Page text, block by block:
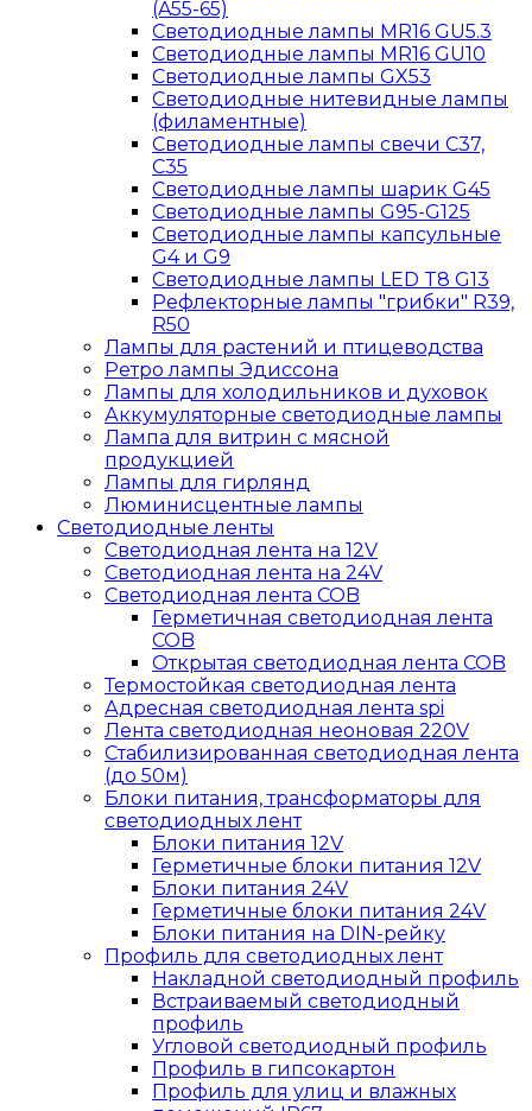
(A55-65)
Светодиодные лампы MR16 GU5.3
Светодиодные лампы MR16 GU10
Светодиодные лампы GX53
Светодиодные нитевидные лампы
(филаментные)
Светодиодные лампы свечи C37,
C35
Светодиодные лампы шарик G45
Светодиодные лампы G95-G125
Светодиодные лампы капсульные
G4 и G9
Светодиодные лампы LED T8 G13
Рефлекторные лампы "грибки" R39,
R50
Лампы для растений и птицеводства
Ретро лампы Эдиссона
Лампы для холодильников и духовок
Аккумуляторные светодиодные лампы
Лампа для витрин с мясной
продукцией
Лампы для гирлянд
Люминисцентные лампы
Светодиодные ленты
Светодиодная лента на 12V
Светодиодная лента на 24V
Светодиодная лента COB
Герметичная светодиодная лента
COB
Открытая светодиодная лента COB
Термостойкая светодиодная лента
Адресная светодиодная лента spi
Лента светодиодная неоновая 220V
Стабилизированная светодиодная лента
(до 50м)
Блоки питания, трансформаторы для
светодиодных лент
Блоки питания 12V
Герметичные блоки питания 12V
Блоки питания 24V
Герметичные блоки питания 24V
Блоки питания на DIN-рейку
Профиль для светодиодных лент
Накладной светодиодный профиль
Встраиваемый светодиодный
профиль
Угловой светодиодный профиль
Профиль в гипсокартон
Профиль для улиц и влажных